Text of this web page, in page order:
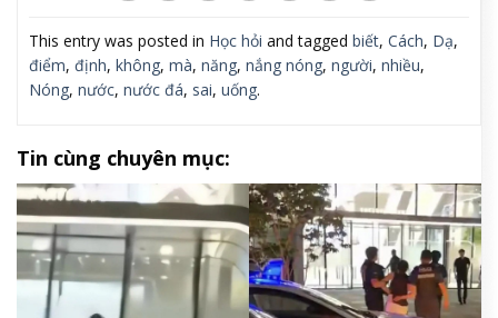
This entry was posted in Học hỏi and tagged biết, Cách, Dạ,
điểm, định, không, mà, năng, nắng nóng, người, nhiều,
Nóng, nước, nước đá, sai, uống.
Tin cùng chuyên mục: